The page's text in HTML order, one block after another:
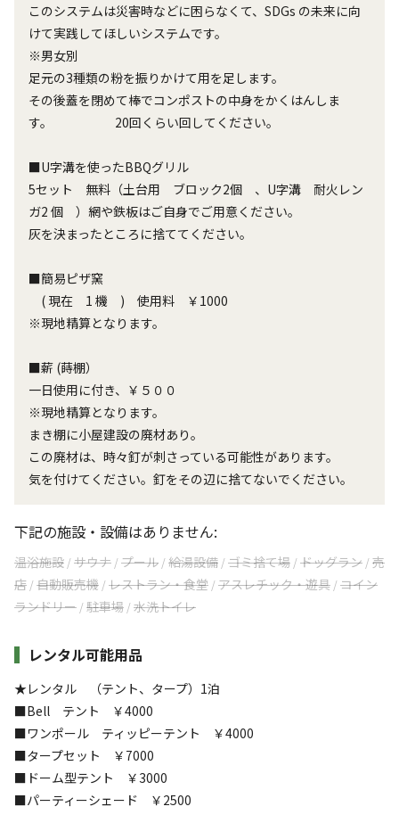
このシステムは災害時などに困らなくて、SDGs の未来に向
けて実践してほしいシステムです。
※男女別
足元の3種類の粉を振りかけて用を足します。
その後蓋を閉めて棒でコンポストの中身をかくはんしま
す。 20回くらい回してください。
■U字溝を使ったBBQグリル
5セット 無料（土台用 ブロック2個 、U字溝 耐火レン
ガ2 個 ）網や鉄板はご自身でご用意ください。
灰を決まったところに捨ててください。
■簡易ピザ窯
( 現在 1 機 ) 使用料 ￥1000
※現地精算となります。
■薪 (蒔棚）
一日使用に付き、￥５００
※現地精算となります。
まき棚に小屋建設の廃材あり。
この廃材は、時々釘が刺さっている可能性があります。
気を付けてください。釘をその辺に捨てないでください。
下記の施設・設備はありません:
温浴施設 /サウナ /プール /給湯設備 /ゴミ捨て場 /ドッグラン /売
店 /自動販売機 /レストラン・食堂 /アスレチック・遊具 /コイン
ランドリー /駐車場 /水洗トイレ
レンタル可能用品
★レンタル （テント、タープ）1泊
■Bell テント ￥4000
■ワンポール ティッピーテント ￥4000
■タープセット ￥7000
■ドーム型テント ￥3000
■パーティーシェード ￥2500